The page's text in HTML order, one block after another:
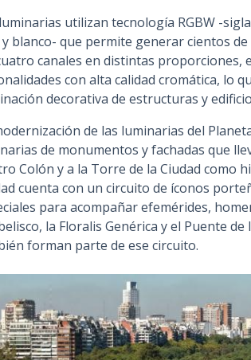
utilizan tecnología RGBW -
blanco- que permite generar cientos
canales en distintas proporciones,
con alta calidad cromática, lo
decorativa de estructuras y
de las luminarias del
de monumentos y fachadas que
Colón y a la Torre de la Ciudad como
cuenta con un circuito de íconos
para acompañar efemérides,
la Floralis Genérica y el Puente
forman parte de ese circuito.